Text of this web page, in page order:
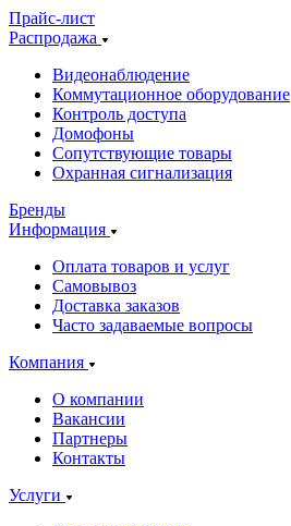
Прайс-лист
Распродажа
Видеонаблюдение
Коммутационное оборудование
Контроль доступа
Домофоны
Сопутствующие товары
Охранная сигнализация
Бренды
Информация
Оплата товаров и услуг
Самовывоз
Доставка заказов
Часто задаваемые вопросы
Компания
О компании
Вакансии
Партнеры
Контакты
Услуги